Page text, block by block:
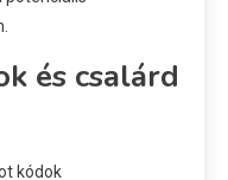
és csalárd
kódok